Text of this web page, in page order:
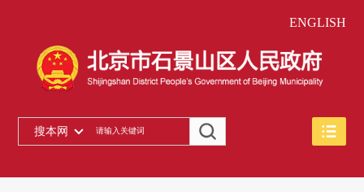
ENGLISH
搜本网